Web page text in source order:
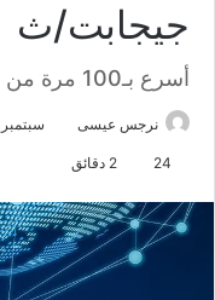
جيجابت/ث
أسرع بـ100 مرة من شبكات الجيل الخامس الحالية
نرجس عيسى سبتمبر 2, 2025
24